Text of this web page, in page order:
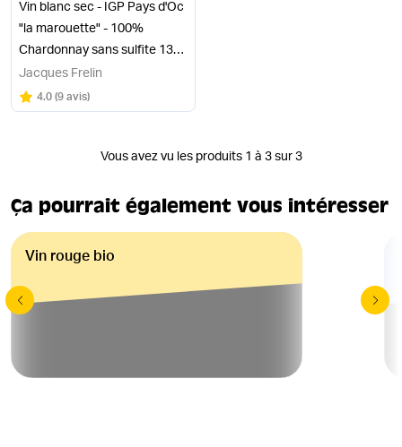
Vin blanc sec - IGP Pays d'Oc
"la marouette" - 100%
Chardonnay sans sulfite 13°
bio
Jacques Frelin
Note
4.0 sur 5
(9 avis)
Vous avez vu les produits 1 à 3 sur 3
Ça pourrait également vous intéresser
Vin rouge bio